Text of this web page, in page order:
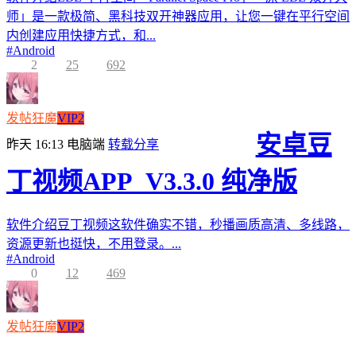
师」是一款极简、黑科技双开神器应用，让您一键在平行空间
内创建应用快捷方式，和...
#Android
2
25 692
发帖狂魔VIP2
昨天 16:13 电脑端 转载分享
安卓豆
丁视频APP_V3.3.0 纯净版
软件介绍豆丁视频这软件确实不错，秒播画质高清、多线路，
资源更新也挺快，不用登录。...
#Android
0
12 469
发帖狂魔VIP2